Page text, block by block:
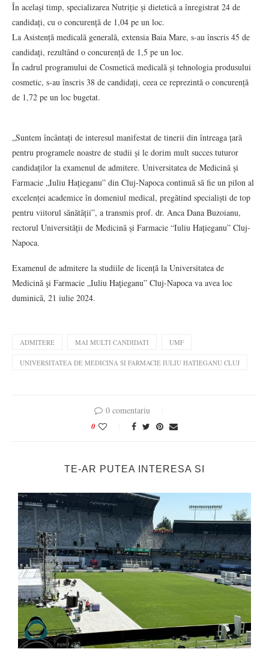
În același timp, specializarea Nutriție și dietetică a înregistrat 24 de
candidați, cu o concurență de 1,04 pe un loc.
La Asistență medicală generală, extensia Baia Mare, s-au înscris 45 de
candidați, rezultând o concurență de 1,5 pe un loc.
În cadrul programului de Cosmetică medicală și tehnologia produsului
cosmetic, s-au înscris 38 de candidați, ceea ce reprezintă o concurență
de 1,72 pe un loc bugetat.
„Suntem încântați de interesul manifestat de tinerii din întreaga țară
pentru programele noastre de studii și le dorim mult succes tuturor
candidaților la examenul de admitere. Universitatea de Medicină și
Farmacie „Iuliu Hațieganu” din Cluj-Napoca continuă să fie un pilon al
excelenței academice în domeniul medical, pregătind specialiști de top
pentru viitorul sănătății”, a transmis prof. dr. Anca Dana Buzoianu,
rectorul Universității de Medicină și Farmacie “Iuliu Hațieganu” Cluj-
Napoca.
Examenul de admitere la studiile de licență la Universitatea de
Medicină şi Farmacie „Iuliu Haţieganu” Cluj-Napoca va avea loc
duminică, 21 iulie 2024.
ADMITERE MAI MULTI CANDIDATI UMF
UNIVERSITATEA DE MEDICINA SI FARMACIE IULIU HATIEGANU CLUJ
0 comentariu
0
TE-AR PUTEA INTERESA SI